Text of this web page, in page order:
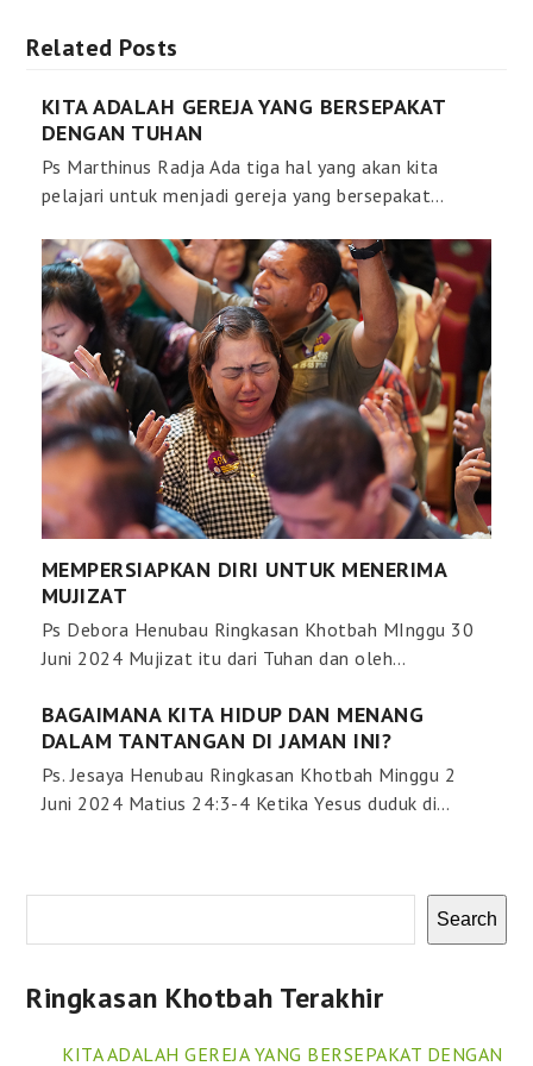
Related Posts
KITA ADALAH GEREJA YANG BERSEPAKAT
DENGAN TUHAN
Ps Marthinus Radja Ada tiga hal yang akan kita
pelajari untuk menjadi gereja yang bersepakat…
MEMPERSIAPKAN DIRI UNTUK MENERIMA
MUJIZAT
Ps Debora Henubau Ringkasan Khotbah MInggu 30
Juni 2024 Mujizat itu dari Tuhan dan oleh…
BAGAIMANA KITA HIDUP DAN MENANG
DALAM TANTANGAN DI JAMAN INI?
Ps. Jesaya Henubau Ringkasan Khotbah Minggu 2
Juni 2024 Matius 24:3-4 Ketika Yesus duduk di…
Search
Ringkasan Khotbah Terakhir
KITA ADALAH GEREJA YANG BERSEPAKAT DENGAN